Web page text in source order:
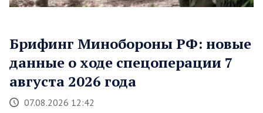
Брифинг Минобороны РФ: новые
данные о ходе спецоперации 7
августа 2026 года
07.08.2026 12:42